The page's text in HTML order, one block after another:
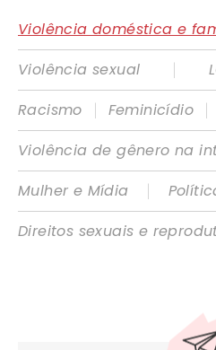
Violência doméstica e
Violência sexual
|
Racismo
| Feminicídio |
Violência de gênero na
Mulher e Mídia
|
Direitos sexuais e